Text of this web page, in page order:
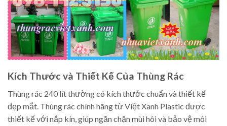
Kích Thước và Thiết Kế Của Thùng Rác
Thùng rác 240 lít thường có kích thước chuẩn và thiết kế
đẹp mắt. Thùng rác chính hãng từ Việt Xanh Plastic được
thiết kế với nắp kín, giúp ngăn chặn mùi hôi và bảo vệ môi